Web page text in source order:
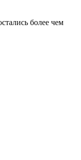
более чем